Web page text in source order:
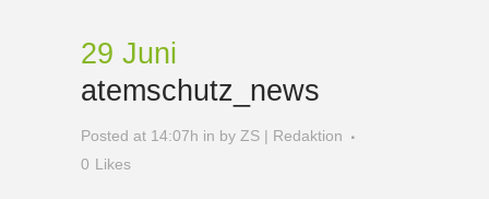
29 Juni
atemschutz_news
Posted at 14:07h in by ZS | Redaktion
0 Likes